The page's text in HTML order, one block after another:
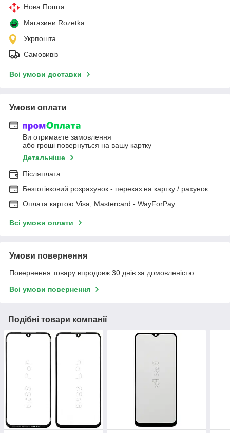
Нова Пошта
Магазини Rozetka
Укрпошта
Самовивіз
Всі умови доставки
Умови оплати
Ви отримаєте замовлення
або гроші повернуться на вашу картку
Детальніше
Післяплата
Безготівковий розрахунок - переказ на картку / рахунок
Оплата картою Visa, Mastercard - WayForPay
Всі умови оплати
Умови повернення
Повернення товару впродовж 30 днів за домовленістю
Всі умови повернення
Подібні товари компанії